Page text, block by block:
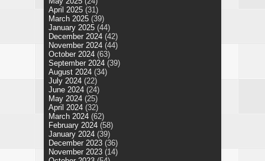
April 2025 (31)
March 2025 (39)
January 2025 (44)
December 2024 (42)
November 2024 (44)
October 2024 (63)
September 2024 (39)
August 2024 (34)
July 2024 (22)
June 2024 (24)
May 2024 (25)
April 2024 (32)
March 2024 (62)
February 2024 (58)
January 2024 (39)
December 2023 (36)
November 2023 (14)